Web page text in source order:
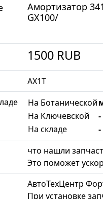
Амортизатор
GX100/
1500 RUB
AX1T
На Ботанической
На Ключевской
-
На складе
-
что нашли
Это поможет
АвтоТехЦентр
При установке